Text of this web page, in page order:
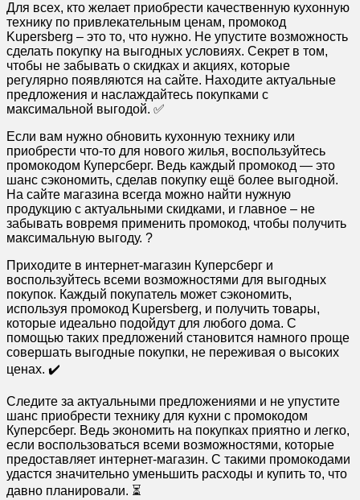
Для всех, кто желает приобрести качественную кухонную
технику по привлекательным ценам, промокод
Kupersberg – это то, что нужно. Не упустите возможность
сделать покупку на выгодных условиях. Секрет в том,
чтобы не забывать о скидках и акциях, которые
регулярно появляются на сайте. Находите актуальные
предложения и наслаждайтесь покупками с
максимальной выгодой. ✅
Если вам нужно обновить кухонную технику или
приобрести что-то для нового жилья, воспользуйтесь
промокодом Куперсберг. Ведь каждый промокод — это
шанс сэкономить, сделав покупку ещё более выгодной.
На сайте магазина всегда можно найти нужную
продукцию с актуальными скидками, и главное – не
забывать вовремя применить промокод, чтобы получить
максимальную выгоду. ?
Приходите в интернет-магазин Куперсберг и
воспользуйтесь всеми возможностями для выгодных
покупок. Каждый покупатель может сэкономить,
используя промокод Kupersberg, и получить товары,
которые идеально подойдут для любого дома. С
помощью таких предложений становится намного проще
совершать выгодные покупки, не переживая о высоких
ценах. ✔️
Следите за актуальными предложениями и не упустите
шанс приобрести технику для кухни с промокодом
Куперсберг. Ведь экономить на покупках приятно и легко,
если воспользоваться всеми возможностями, которые
предоставляет интернет-магазин. С такими промокодами
удастся значительно уменьшить расходы и купить то, что
давно планировали. ⏳